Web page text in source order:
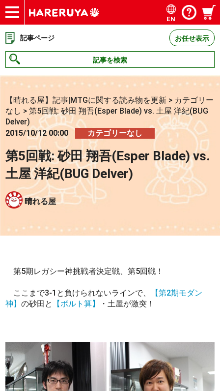
ショップ
買取
記事
デッキ検索
デッキ構築
選手一覧
店舗一覧
イベント
お問い合わせ
EN
記事ページ お任せ表示
記事を検索
【晴れる屋】記事|MTGに関する読み物を更新 > カテゴリー
なし >第5回戦: 砂田 翔吾(Esper Blade) vs. 土屋 洋紀(BUG
Delver)
2015/10/12 00:00
カテゴリーなし
第5回戦: 砂田 翔吾(Esper Blade) vs.
土屋 洋紀(BUG Delver)
晴れる屋
第5期レガシー神挑戦者決定戦、第5回戦！
ここまで3-1と負けられないラインで、
【第2期モダン
神】の砂田と 【ボルト算】 ・土屋が激突！